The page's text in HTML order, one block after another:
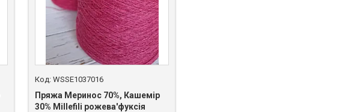
WSSE1037016
Пряжа Меринос 70%, Кашемір
30% Millefili рожева'фуксія